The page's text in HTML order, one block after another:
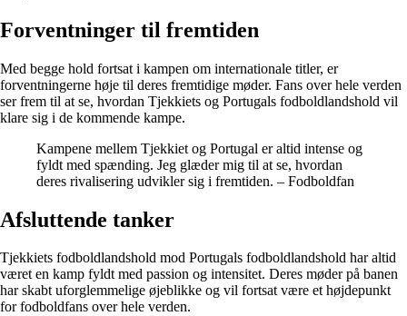
Forventninger til fremtiden
Med begge hold fortsat i kampen om internationale titler, er
forventningerne høje til deres fremtidige møder. Fans over hele verden
ser frem til at se, hvordan Tjekkiets og Portugals fodboldlandshold vil
klare sig i de kommende kampe.
Kampene mellem Tjekkiet og Portugal er altid intense og
fyldt med spænding. Jeg glæder mig til at se, hvordan
deres rivalisering udvikler sig i fremtiden. – Fodboldfan
Afsluttende tanker
Tjekkiets fodboldlandshold mod Portugals fodboldlandshold har altid
været en kamp fyldt med passion og intensitet. Deres møder på banen
har skabt uforglemmelige øjeblikke og vil fortsat være et højdepunkt
for fodboldfans over hele verden.